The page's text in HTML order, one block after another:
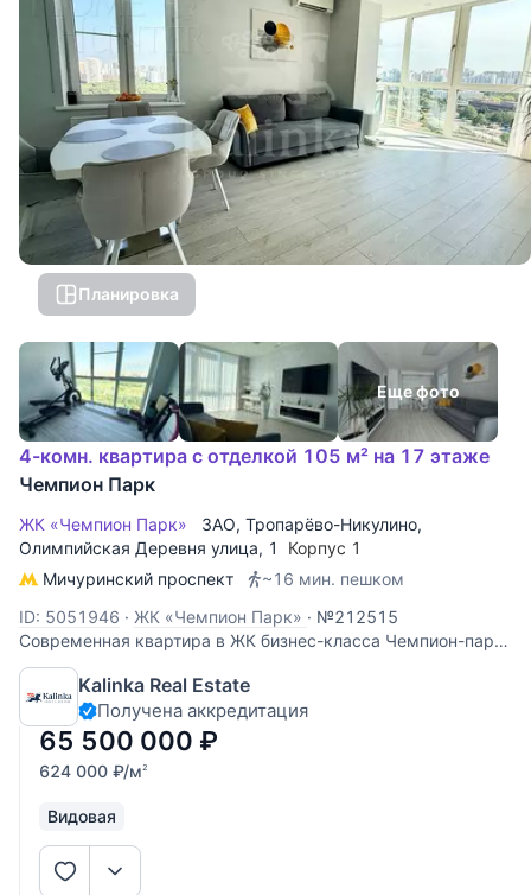
Планировка
Еще фото
4-комн. квартира с отделкой 105 м² на 17 этаже
Чемпион Парк
ЖК «Чемпион Парк» ЗАО, Тропарёво-Никулино,
Олимпийская Деревня улица, 1
Корпус 1
Мичуринский проспект
~16 мин. пешком
ID: 5051946 · ЖК «Чемпион Парк» · №212515
Современная квартира в ЖК бизнес-класса Чемпион-парк
(застройщик Интеко). Эргономичная планировка: - 3
спальни; - просторная кухня-гостиная; - два санузла; -
вместительная гардеробная; - отдельная постирочная; -
большая утепленная
Kalinka Real Estate
Получена аккредитация
65 500 000 ₽
624 000 ₽/м2
Видовая